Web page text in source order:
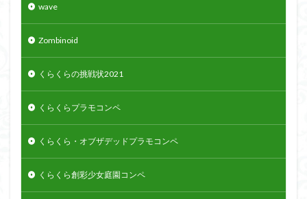
wave
Zombinoid
くらくらの挑戦状2021
くらくらプラモコンペ
くらくら・オブザデッドプラモコンペ
くらくら創彩少女庭園コンペ